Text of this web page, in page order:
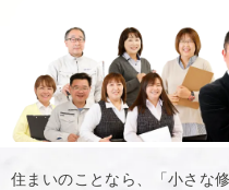
住まいのことなら、「小さな